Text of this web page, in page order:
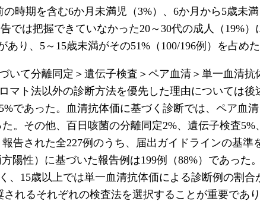
時期を含む6か月未満児（3%）、6か月から5歳未
では把握できていなかった20～30代の成人（19%）
り、5～15歳未満がその51%（100/196例）を占めた
て分離同定＞遺伝子検査＞ペア血清＞単一血清抗
ト法以外の診断方法を優先した理由については後
であった。血清抗体価に基づく診断では、ペア血清
。その他、百日咳菌の分離同定2%、遺伝子検査5%
告された全227例のうち、届出ガイドラインの基準
陽性）に基づいた報告例は199例（88%）であった
15歳以上では単一血清抗体価による診断例の割合
れるそれぞれの検査法を選択することが重要であ